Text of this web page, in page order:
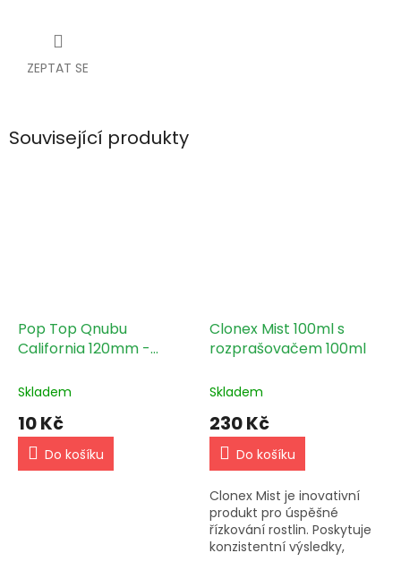
ZEPTAT SE
Související produkty
Pop Top Qnubu
California 120mm -
dóza
Skladem
10 Kč
Do košíku
Clonex Mist 100ml s
rozprašovačem 100ml
Skladem
230 Kč
Do košíku
Clonex Mist je inovativní
produkt pro úspěšné
řízkování rostlin. Poskytuje
konzistentní výsledky,